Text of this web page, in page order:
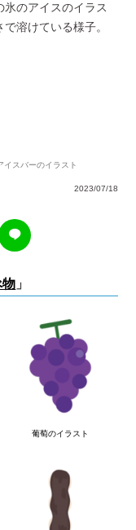
のアイスのイラス
溶けている様子。
イスバーのイラスト
2023/07/18
物 」
葡萄のイラスト